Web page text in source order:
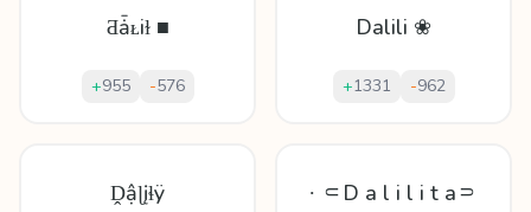
Ƌǡᴌіɫ ■
+955 -576
Dalili ❀
+1331 -962
Ḓậɭįɬÿ ∙ ⸦D a l i l i t a⸧